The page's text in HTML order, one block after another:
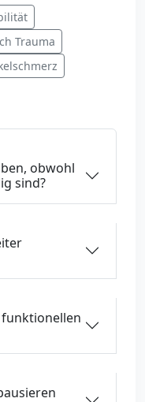
Trauma
obwohl
sind?
funktionellen